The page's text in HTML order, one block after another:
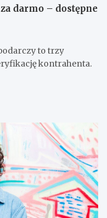
darmo – dostępne
to trzy
kontrahenta.